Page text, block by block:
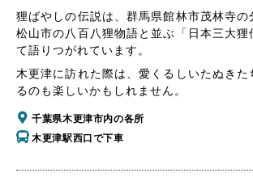
狸ばやしの伝説は、群馬県館林市茂林寺の
松山市の八百八狸物語と並ぶ「日本三大狸
て語りつがれています。
木更津に訪れた際は、愛くるしいたぬきた
るのも楽しいかもしれません。
千葉県木更津市内の各所
木更津駅西口で下車